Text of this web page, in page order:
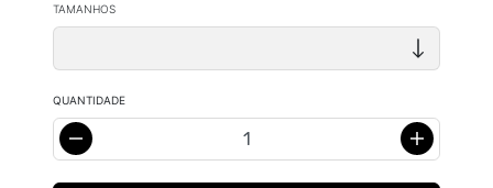
TAMANHOS
QUANTIDADE